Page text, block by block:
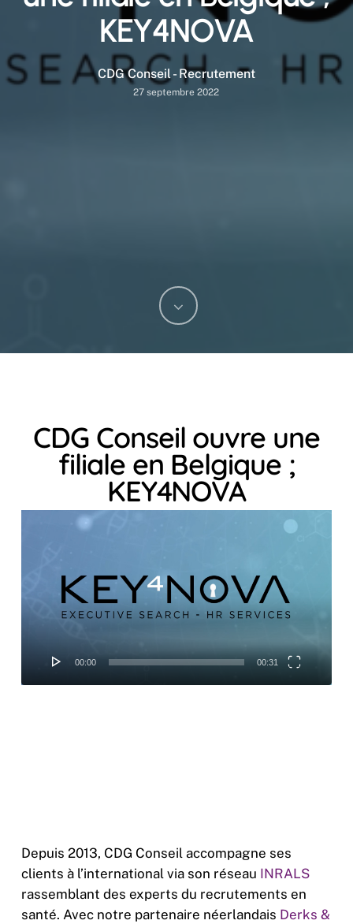
KEY4NOVA
CDG Conseil - Recrutement
27 septembre 2022
CDG Conseil ouvre une
filiale en Belgique ;
KEY4NOVA
00:00 00:31
Depuis 2013, CDG Conseil accompagne ses
clients à l’international via son réseau INRALS
rassemblant des experts du recrutements en
santé. Avec notre partenaire néerlandais Derks &